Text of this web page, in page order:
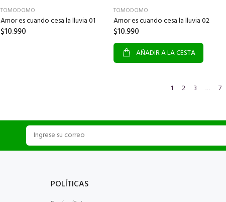
TOMODOMO
Amor es cuando cesa la lluvia 01
$10.990
TOMODOMO
Amor es cuando cesa la lluvia 02
$10.990
AÑADIR A LA CESTA
1 2 3 … 7
POLÍTICAS